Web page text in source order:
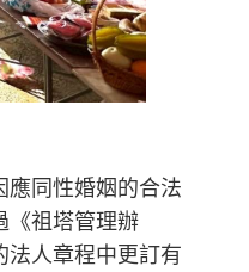
應同性婚姻的合法
《祖塔管理辦
法人章程中更訂有